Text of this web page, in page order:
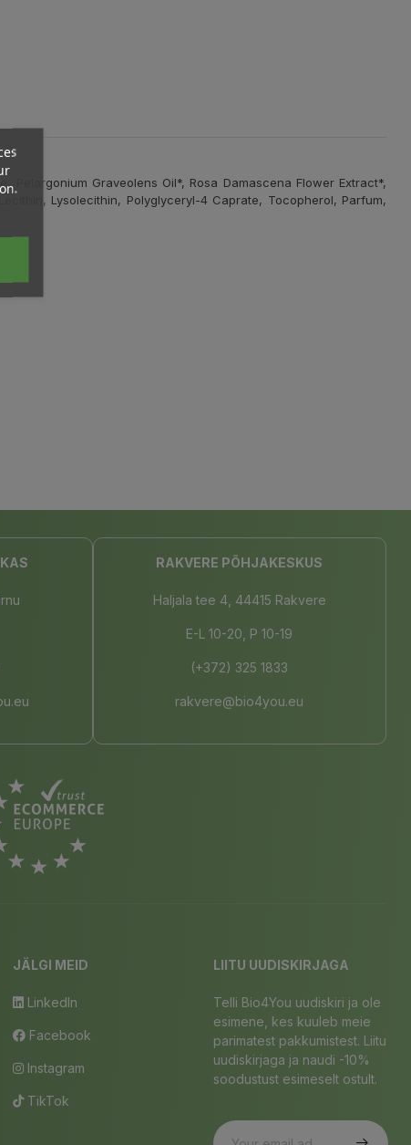
Graveolens Oil*, Rosa Damascena Flower Extract*,
Lysolecithin, Polyglyceryl-4 Caprate, Tocopherol, Parfum,
RAKVERE PÕHJAKESKUS
Haljala tee 4, 44415 Rakvere
E-L 10-20, P 10-19
(+372) 325 1833
rakvere@bio4you.eu
JÄLGI MEID
LinkedIn
Facebook
Instagram
TikTok
LIITU UUDISKIRJAGA
Telli Bio4You uudiskiri ja ole
esimene, kes kuuleb meie
parimatest pakkumistest. Liitu
uudiskirjaga ja naudi -10%
soodustust esimeselt ostult.